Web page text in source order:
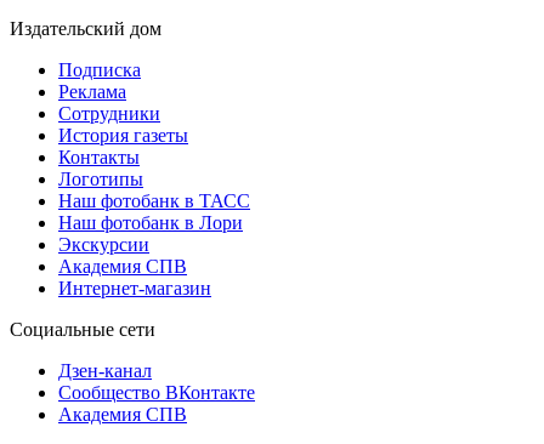
Издательский дом
Подписка
Реклама
Сотрудники
История газеты
Контакты
Логотипы
Наш фотобанк в ТАСС
Наш фотобанк в Лори
Экскурсии
Академия СПВ
Интернет-магазин
Социальные сети
Дзен-канал
Сообщество ВКонтакте
Академия СПВ